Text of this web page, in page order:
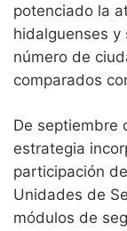
potenciado la
hidalguenses y
número de
comparados
De septiembre
estrategia
participación
Unidades de
módulos de